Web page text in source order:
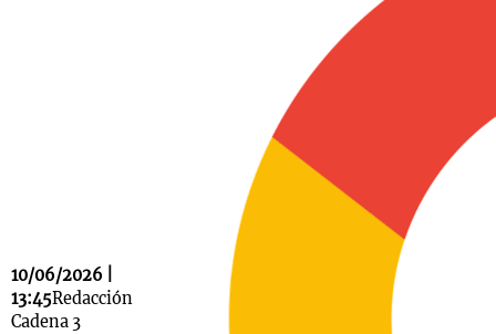
10/06/2026 |
13:45Redacción
Cadena 3